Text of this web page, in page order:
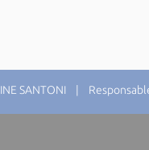
SANTONI | Responsable